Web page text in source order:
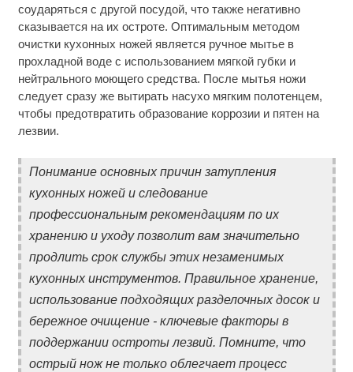
соударяться с другой посудой, что также негативно
сказывается на их остроте. Оптимальным методом
очистки кухонных ножей является ручное мытье в
прохладной воде с использованием мягкой губки и
нейтрального моющего средства. После мытья ножи
следует сразу же вытирать насухо мягким полотенцем,
чтобы предотвратить образование коррозии и пятен на
лезвии.
Понимание основных причин затупления
кухонных ножей и следование
профессиональным рекомендациям по их
хранению и уходу позволит вам значительно
продлить срок службы этих незаменимых
кухонных инструментов. Правильное хранение,
использование подходящих разделочных досок и
бережное очищение - ключевые факторы в
поддержании остроты лезвий. Помните, что
острый нож не только облегчает процесс